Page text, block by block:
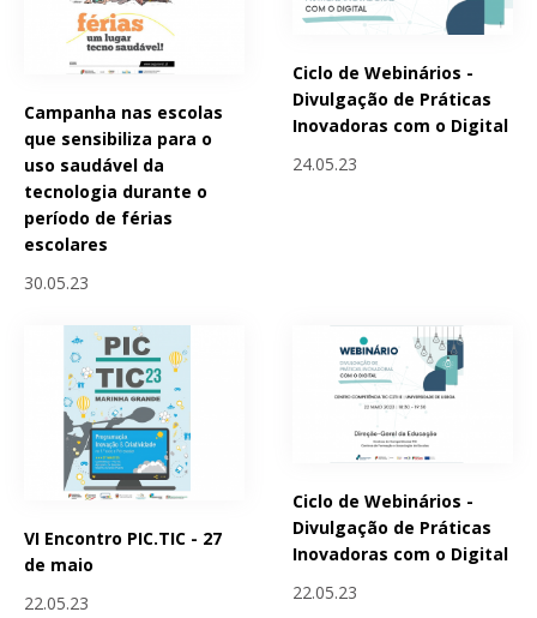
Campanha nas escolas
que sensibiliza para o
uso saudável da
tecnologia durante o
período de férias
escolares
30.05.23
Ciclo de Webinários -
Divulgação de Práticas
Inovadoras com o Digital
24.05.23
VI Encontro PIC.TIC - 27
de maio
22.05.23
Ciclo de Webinários -
Divulgação de Práticas
Inovadoras com o Digital
22.05.23